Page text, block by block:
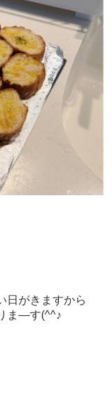
日がきますから
ま―す(^^♪